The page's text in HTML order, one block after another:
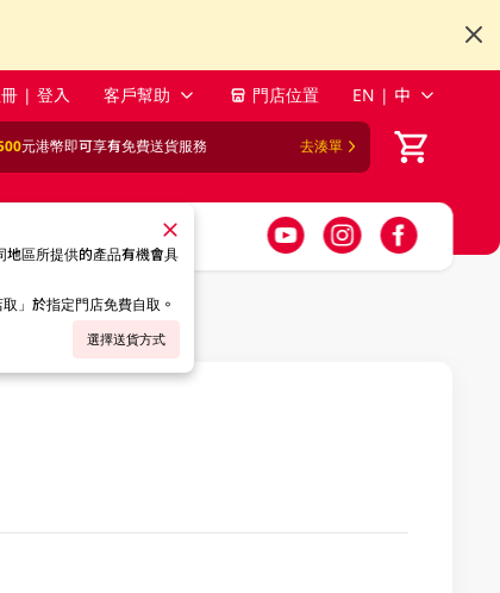
| 登入 客戶幫助 門店位置 EN | 中
元港幣即可享有免費送貨服務 去湊單
區所提供的產品有機會具
」於指定門店免費自取。
選擇送貨方式